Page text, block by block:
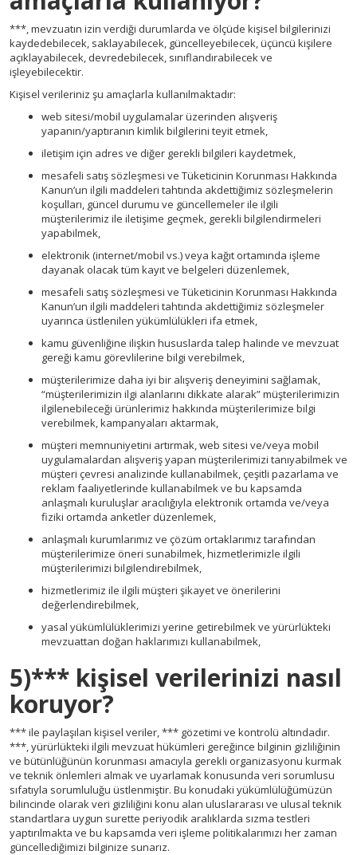
***, mevzuatın izin verdiği durumlarda ve ölçüde kişisel bilgilerinizi
kaydedebilecek, saklayabilecek, güncelleyebilecek, üçüncü kişilere
açıklayabilecek, devredebilecek, sınıflandırabilecek ve
işleyebilecektir.
Kişisel verileriniz şu amaçlarla kullanılmaktadır:
web sitesi/mobil uygulamalar üzerinden alışveriş
yapanın/yaptıranın kimlik bilgilerini teyit etmek,
iletişim için adres ve diğer gerekli bilgileri kaydetmek,
mesafeli satış sözleşmesi ve Tüketicinin Korunması Hakkında
Kanun’un ilgili maddeleri tahtında akdettiğimiz sözleşmelerin
koşulları, güncel durumu ve güncellemeler ile ilgili
müşterilerimiz ile iletişime geçmek, gerekli bilgilendirmeleri
yapabilmek,
elektronik (internet/mobil vs.) veya kağıt ortamında işleme
dayanak olacak tüm kayıt ve belgeleri düzenlemek,
mesafeli satış sözleşmesi ve Tüketicinin Korunması Hakkında
Kanun’un ilgili maddeleri tahtında akdettiğimiz sözleşmeler
uyarınca üstlenilen yükümlülükleri ifa etmek,
kamu güvenliğine ilişkin hususlarda talep halinde ve mevzuat
gereği kamu görevlilerine bilgi verebilmek,
müşterilerimize daha iyi bir alışveriş deneyimini sağlamak,
“müşterilerimizin ilgi alanlarını dikkate alarak” müşterilerimizin
ilgilenebileceği ürünlerimiz hakkında müşterilerimize bilgi
verebilmek, kampanyaları aktarmak,
müşteri memnuniyetini artırmak, web sitesi ve/veya mobil
uygulamalardan alışveriş yapan müşterilerimizi tanıyabilmek ve
müşteri çevresi analizinde kullanabilmek, çeşitli pazarlama ve
reklam faaliyetlerinde kullanabilmek ve bu kapsamda
anlaşmalı kuruluşlar aracılığıyla elektronik ortamda ve/veya
fiziki ortamda anketler düzenlemek,
anlaşmalı kurumlarımız ve çözüm ortaklarımız tarafından
müşterilerimize öneri sunabilmek, hizmetlerimizle ilgili
müşterilerimizi bilgilendirebilmek,
hizmetlerimiz ile ilgili müşteri şikayet ve önerilerini
değerlendirebilmek,
yasal yükümlülüklerimizi yerine getirebilmek ve yürürlükteki
mevzuattan doğan haklarımızı kullanabilmek,
5)*** kişisel verilerinizi nasıl
koruyor?
*** ile paylaşılan kişisel veriler, *** gözetimi ve kontrolü altındadır.
***, yürürlükteki ilgili mevzuat hükümleri gereğince bilginin gizliliğinin
ve bütünlüğünün korunması amacıyla gerekli organizasyonu kurmak
ve teknik önlemleri almak ve uyarlamak konusunda veri sorumlusu
sıfatıyla sorumluluğu üstlenmiştir. Bu konudaki yükümlülüğümüzün
bilincinde olarak veri gizliliğini konu alan uluslararası ve ulusal teknik
standartlara uygun surette periyodik aralıklarda sızma testleri
yaptırılmakta ve bu kapsamda veri işleme politikalarımızı her zaman
güncellediğimizi bilginize sunarız.